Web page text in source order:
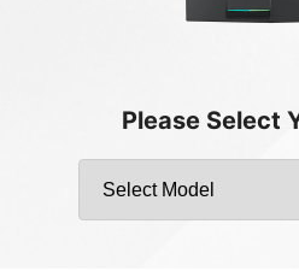
Please Select